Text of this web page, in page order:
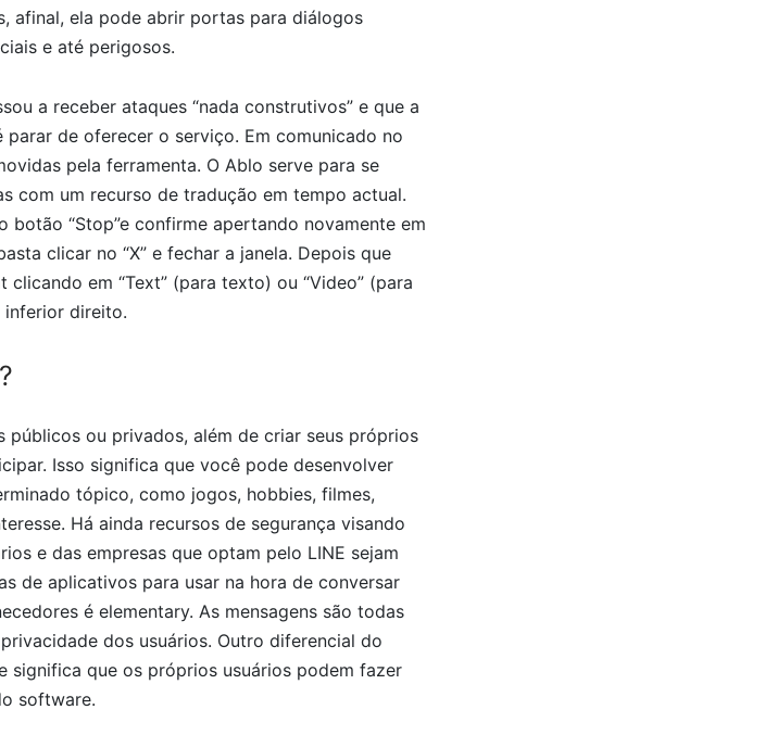
afinal, ela pode abrir portas para diálogos
e até perigosos.
a receber ataques “nada construtivos” e que a
de oferecer o serviço. Em comunicado no
pela ferramenta. O Ablo serve para se
com um recurso de tradução em tempo actual.
botão “Stop”e confirme apertando novamente em
clicar no “X” e fechar a janela. Depois que
em “Text” (para texto) ou “Video” (para
inferior direito.
ou privados, além de criar seus próprios
Isso significa que você pode desenvolver
tópico, como jogos, hobbies, filmes,
Há ainda recursos de segurança visando
e das empresas que optam pelo LINE sejam
de aplicativos para usar na hora de conversar
é elementary. As mensagens são todas
dos usuários. Outro diferencial do
que os próprios usuários podem fazer
software.